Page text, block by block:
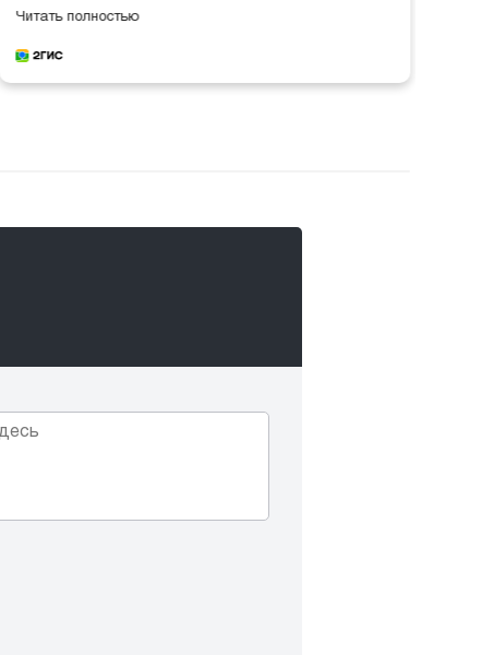
понравилось, что после установки показал, как
как ухаживать за полотном. Потолок стоит уже
полгода, всё ок. Спасибо.
Читать полностью